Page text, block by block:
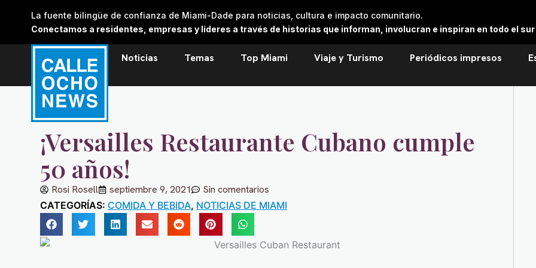
La fuente bilingüe de confianza de Miami-Dade para noticias, cultura e impacto comunitario.
Conectamos a residentes, empresas y líderes a través de historias que informan, involucran e inspiran en todo el sur
Noticias Temas Top Miami Viaje y Turismo Periódicos impresos
¡Versailles Restaurante Cubano cumple
50 años!
Rosi Rosell septiembre 9, 2021 Sin comentarios
CATEGORÍAS: COMIDA Y BEBIDA, NOTICIAS DE MIAMI